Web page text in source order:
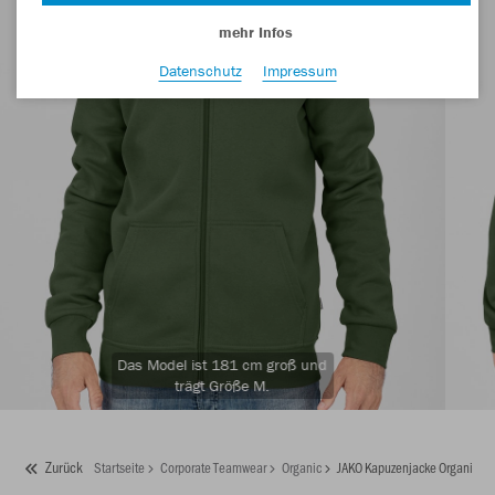
Das Model ist 181 cm groß und
trägt Größe M.
Zurück Startseite Corporate Teamwear Organic JAKO Kapuzenjacke Organic
mehr Infos
Datenschutz
Impressum